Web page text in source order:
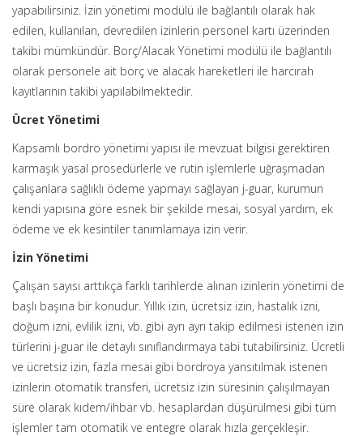
yapabilirsiniz. İzin yönetimi modülü ile bağlantılı olarak hak
edilen, kullanılan, devredilen izinlerin personel kartı üzerinden
takibi mümkündür. Borç/Alacak Yönetimi modülü ile bağlantılı
olarak personele ait borç ve alacak hareketleri ile harcırah
kayıtlarının takibi yapılabilmektedir.
Ücret Yönetimi
Kapsamlı bordro yönetimi yapısı ile mevzuat bilgisi gerektiren
karmaşık yasal prosedürlerle ve rutin işlemlerle uğraşmadan
çalışanlara sağlıklı ödeme yapmayı sağlayan j-guar, kurumun
kendi yapısına göre esnek bir şekilde mesai, sosyal yardım, ek
ödeme ve ek kesintiler tanımlamaya izin verir.
İzin Yönetimi
Çalışan sayısı arttıkça farklı tarihlerde alınan izinlerin yönetimi de
başlı başına bir konudur. Yıllık izin, ücretsiz izin, hastalık izni,
doğum izni, evlilik izni, vb. gibi ayrı ayrı takip edilmesi istenen izin
türlerini j-guar ile detaylı sınıflandırmaya tabi tutabilirsiniz. Ücretli
ve ücretsiz izin, fazla mesai gibi bordroya yansıtılmak istenen
izinlerin otomatik transferi, ücretsiz izin süresinin çalışılmayan
süre olarak kıdem/ihbar vb. hesaplardan düşürülmesi gibi tüm
işlemler tam otomatik ve entegre olarak hızla gerçekleşir.